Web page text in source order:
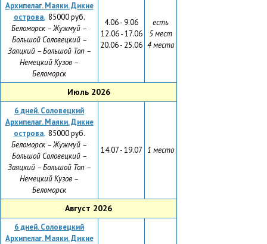
Архипелаг. Маяки. Дикие
острова. 85000 руб.
Беломорск – Жужмуй –
Большой Соловецкий –
Заяцкий – Большой Топ –
Немецкий Кузов –
Беломорск
4.06 - 9.06
12.06 - 17.06
20.06 - 25.06
есть
5 мест
4 места
Июль 2026
6дней. Соловецкий
Архипелаг. Маяки. Дикие
острова. 85000 руб.
Беломорск – Жужмуй –
Большой Соловецкий –
Заяцкий – Большой Топ –
Немецкий Кузов –
Беломорск
14.07 - 19.07 1 место
Август 2026
6дней. Соловецкий
Архипелаг. Маяки. Дикие